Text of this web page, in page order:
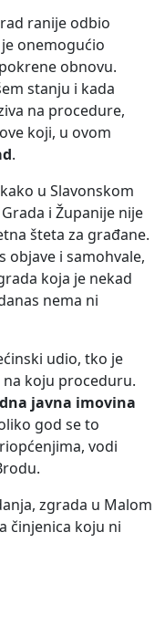
ranije odbio
onemogućio
obnovu.
stanju i kada
na procedure,
koji, u ovom
.
u Slavonskom
i Županije nije
šteta za građane.
objave i samohvale,
koja je nekad
nema ni
udio, tko je
koju proceduru.
javna imovina
god se to
vodi
zgrada u Malom
činjenica koju ni